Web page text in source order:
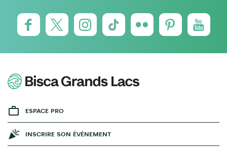
ESPACE PRO
INSCRIRE SON ÉVÉNEMENT